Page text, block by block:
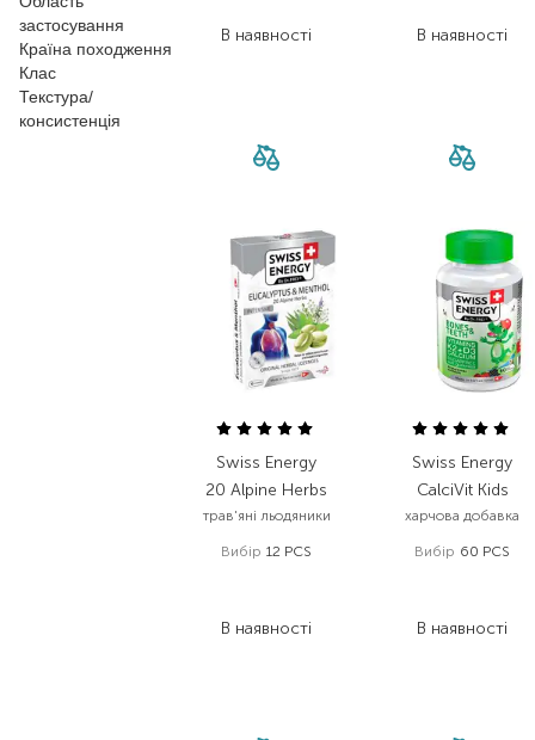
застосування
Країна походження
Клас
Текстура/
консистенція
В наявності
В наявності
Swiss Energy
20 Alpine Herbs
трав'яні льодяники
Вибір 12 PCS
В наявності
Swiss Energy
CalciVit Kids
харчова добавка
Вибір 60 PCS
В наявності